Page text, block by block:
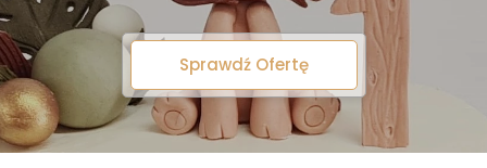
Sprawdź Ofertę